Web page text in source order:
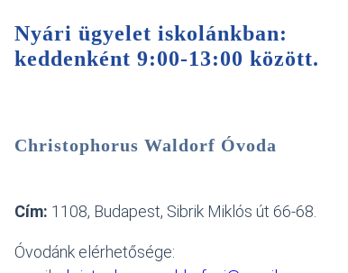
Nyári ügyelet iskolánkban:
keddenként 9:00-13:00 között.
Christophorus Waldorf Óvoda
Cím: 1108, Budapest, Sibrik Miklós út 66-68.
Óvodánk elérhetősége: